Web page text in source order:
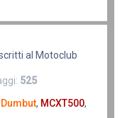
al Motoclub
525
Dumbut, MCXT500,